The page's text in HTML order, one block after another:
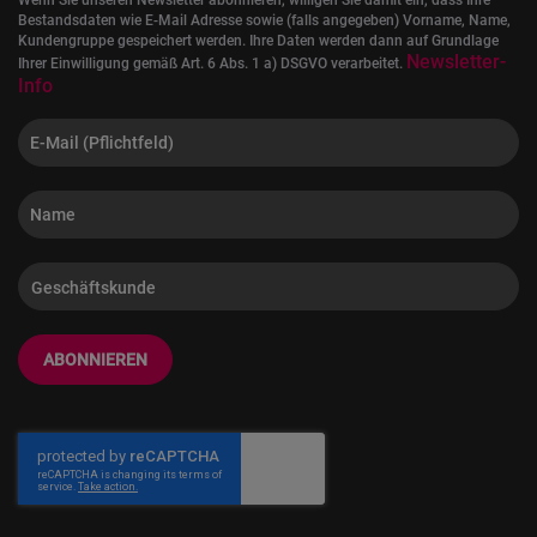
Bestandsdaten wie E-Mail Adresse sowie (falls angegeben) Vorname, Name,
Kundengruppe gespeichert werden. Ihre Daten werden dann auf Grundlage
Ihrer Einwilligung gemäß Art. 6 Abs. 1 a) DSGVO verarbeitet. Newsletter-
Info
ABONNIEREN